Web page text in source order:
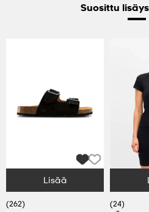
Suosittu
Valitse Koko
Lisää
(262)
(24)